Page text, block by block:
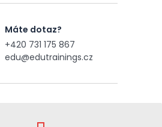
Máte dotaz?
+420 731 175 867
edu@edutrainings.cz